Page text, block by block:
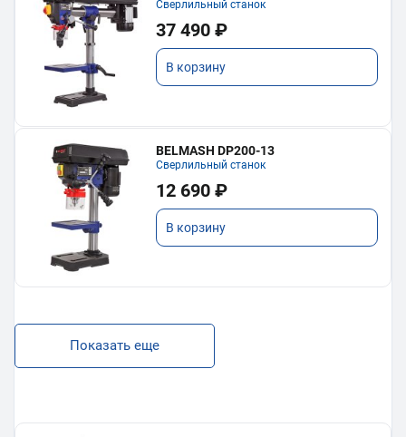
Сверлильный станок
37 490 ₽
В корзину
BELMASH DP200-13
Сверлильный станок
12 690 ₽
В корзину
Показать еще